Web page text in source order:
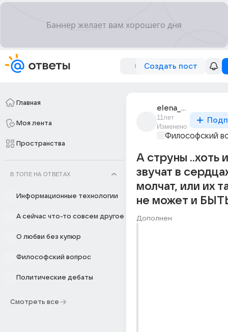
Создать пост
Главная
Моя лента
Пространства
В ТОПЕ НА ОТВЕТАХ
Информационные технологии
А сейчас что-то совсем другое
О любви без купюр
Философский вопрос
Политические дебаты
Смотреть все
elena_elenkova_2
11лет
Изменено
Философский
А струны ..хоть
звучат в
молчат, или их
не может и
Дополнен